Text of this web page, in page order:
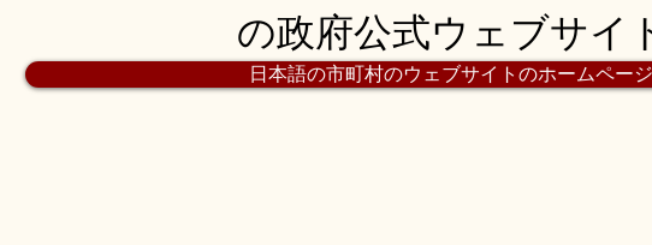
日本語の市町村のウェブサイトのホームページ
の政府公式ウェブサイ